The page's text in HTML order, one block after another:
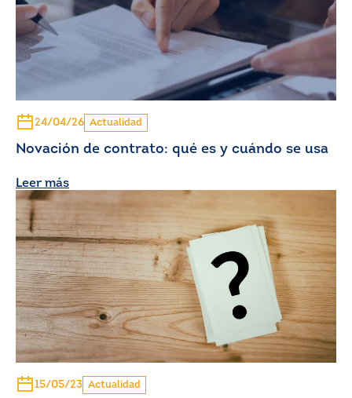
24/04/26 Actualidad
Novación de contrato: qué es y cuándo se usa
Leer más
15/05/23 Actualidad